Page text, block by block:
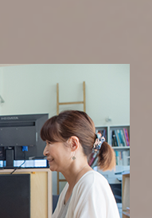
モデル